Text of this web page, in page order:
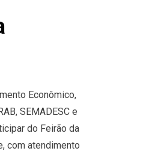
Econômico,
SEMADESC e
do Feirão da
com atendimento